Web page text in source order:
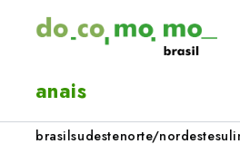
anais
brasilsudestenorte/nordestesul